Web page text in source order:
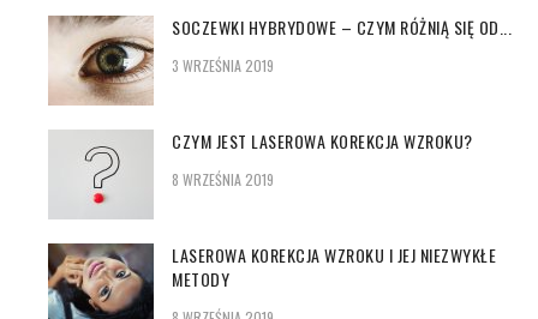
SOCZEWKI HYBRYDOWE – CZYM RÓŻNIĄ SIĘ OD...
3 WRZEŚNIA 2019
CZYM JEST LASEROWA KOREKCJA WZROKU?
8 WRZEŚNIA 2019
LASEROWA KOREKCJA WZROKU I JEJ NIEZWYKŁE
METODY